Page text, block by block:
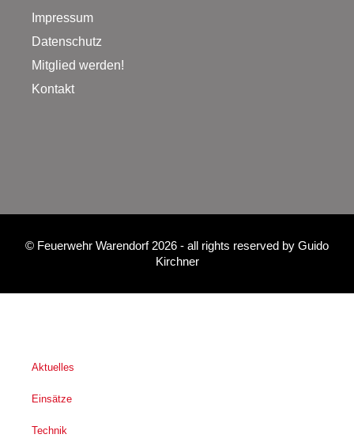
Impressum
Datenschutz
Mitglied werden!
Kontakt
© Feuerwehr Warendorf 2026 - all rights reserved by Guido
Kirchner
Aktuelles
Einsätze
Technik